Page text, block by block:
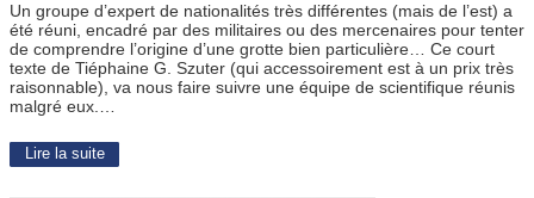
Un groupe d’expert de nationalités très différentes (mais de l’est) a
été réuni, encadré par des militaires ou des mercenaires pour tenter
de comprendre l’origine d’une grotte bien particulière… Ce court
texte de Tiéphaine G. Szuter (qui accessoirement est à un prix très
raisonnable), va nous faire suivre une équipe de scientifique réunis
malgré eux.…
Lire la suite